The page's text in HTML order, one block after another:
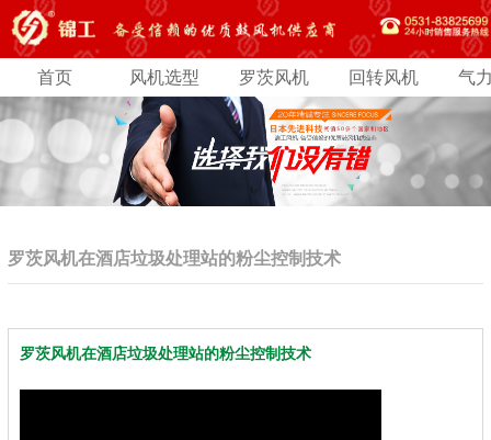
首页 风机选型 罗茨风机 回转风机 气
罗茨风机在酒店垃圾处理站的粉尘控制技术
罗茨风机在酒店垃圾处理站的粉尘控制技术